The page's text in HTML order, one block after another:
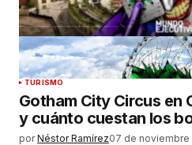
TURISMO
Gotham City Circus en
y cuánto cuestan los
por Néstor Ramírez07 de noviembre